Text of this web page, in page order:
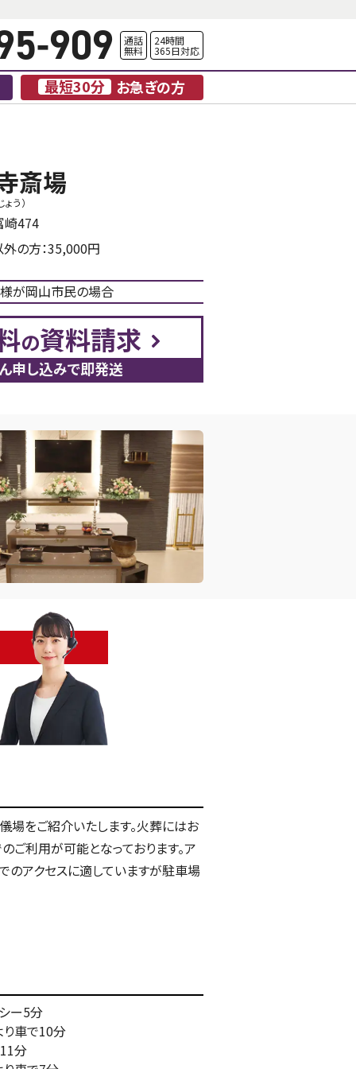
909 通話
無料
24時間
365日対応
最短30分 お急ぎの方
斎場
う）
崎474
の方：35,000円
が岡山市民の場合
の資料請求
申し込みで即発送
をご紹介いたします。火葬にはお
ご利用が可能となっております。ア
のアクセスに適していますが駐車場
ー5分
り車で10分
分